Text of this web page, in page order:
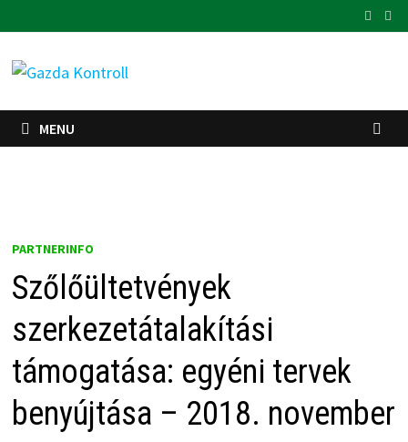
to
content
MENU
PARTNERINFO
Szőlőültetvények
szerkezetátalakítási
támogatása: egyéni tervek
benyújtása – 2018. november